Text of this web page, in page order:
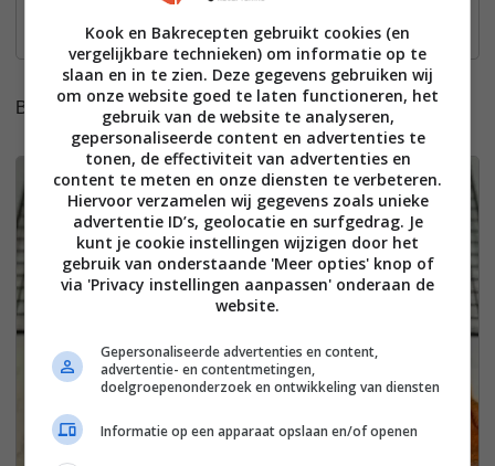
Bonusrecepten:
Kook en Bakrecepten gebruikt cookies (en
vergelijkbare technieken) om informatie op te
slaan en in te zien. Deze gegevens gebruiken wij
om onze website goed te laten functioneren, het
gebruik van de website te analyseren,
gepersonaliseerde content en advertenties te
tonen, de effectiviteit van advertenties en
content te meten en onze diensten te verbeteren.
Hiervoor verzamelen wij gegevens zoals unieke
advertentie ID’s, geolocatie en surfgedrag. Je
kunt je cookie instellingen wijzigen door het
gebruik van onderstaande 'Meer opties' knop of
via 'Privacy instellingen aanpassen' onderaan de
website.
Gepersonaliseerde advertenties en content,
advertentie- en contentmetingen,
doelgroepenonderzoek en ontwikkeling van diensten
Informatie op een apparaat opslaan en/of openen